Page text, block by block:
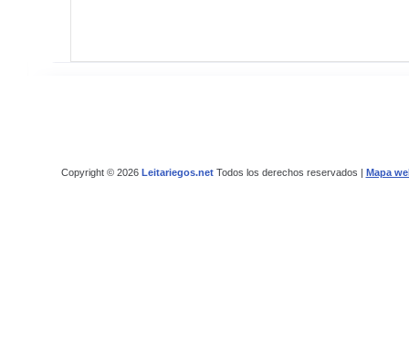
Copyright © 2026 Leitariegos.netTodos los derechos reservados | Mapa